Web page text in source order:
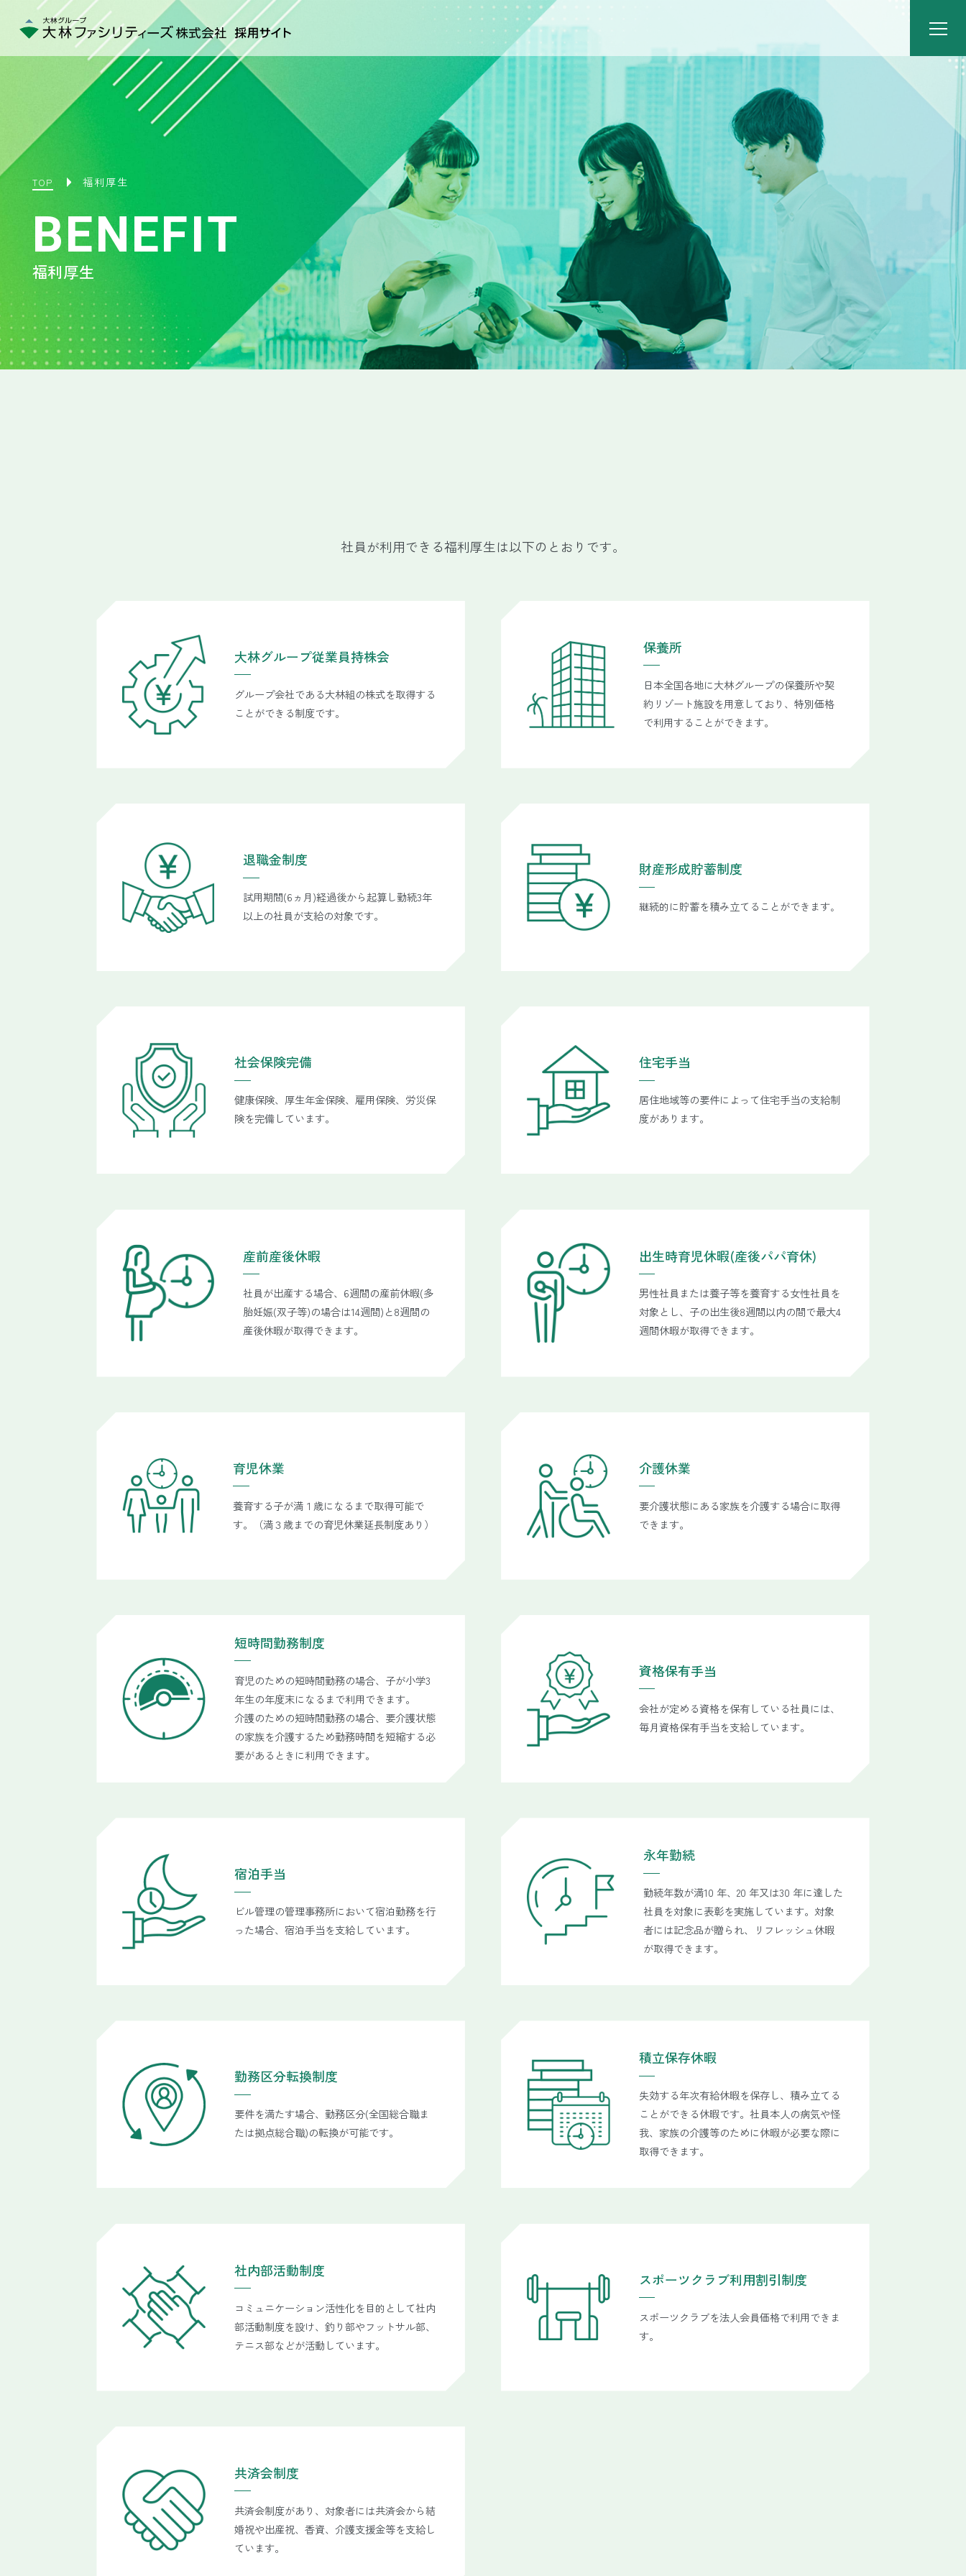
TOP 福利厚生
BENEFIT
福利厚生
社員が利用できる福利厚生は以下のとおりです。
大林グループ従業員持株会
グループ会社である大林組の株式を取得する
ことができる制度です。
保養所
日本全国各地に大林グループの保養所や契
約リゾート施設を用意しており、特別価格
で利用することができます。
退職金制度
試用期間(6ヵ月)経過後から起算し勤続3年
以上の社員が支給の対象です。
財産形成貯蓄制度
継続的に貯蓄を積み立てることができます｡
社会保険完備
健康保険、厚生年金保険、雇用保険、労災保
険を完備しています。
住宅手当
居住地域等の要件によって住宅手当の支給制
度があります。
産前産後休暇
社員が出産する場合、6週間の産前休暇(多
胎妊娠(双子等)の場合は14週間)と8週間の
産後休暇が取得できます。
出生時育児休暇(産後パパ育休)
男性社員または養子等を養育する女性社員を
対象とし、子の出生後8週間以内の間で最大4
週間休暇が取得できます。
育児休業
養育する子が満１歳になるまで取得可能で
す。（満３歳までの育児休業延長制度あり）
介護休業
要介護状態にある家族を介護する場合に取得
できます。
短時間勤務制度
育児のための短時間勤務の場合、子が小学3
年生の年度末になるまで利用できます。
介護のための短時間勤務の場合、要介護状態
の家族を介護するため勤務時間を短縮する必
要があるときに利用できます。
資格保有手当
会社が定める資格を保有している社員には、
毎月資格保有手当を支給しています。
宿泊手当
ビル管理の管理事務所において宿泊勤務を行
った場合、宿泊手当を支給しています。
永年勤続
勤続年数が満10 年、20 年又は30 年に達した
社員を対象に表彰を実施しています。対象
者には記念品が贈られ、リフレッシュ休暇
が取得できます。
勤務区分転換制度
要件を満たす場合、勤務区分(全国総合職ま
たは拠点総合職)の転換が可能です。
積立保存休暇
失効する年次有給休暇を保存し、積み立てる
ことができる休暇です。社員本人の病気や怪
我、家族の介護等のために休暇が必要な際に
取得できます。
社内部活動制度
コミュニケーション活性化を目的として社内
部活動制度を設け、釣り部やフットサル部、
テニス部などが活動しています。
スポーツクラブ利用割引制度
スポーツクラブを法人会員価格で利用できま
す。
共済会制度
共済会制度があり、対象者には共済会から結
婚祝や出産祝、香資、介護支援金等を支給し
ています。